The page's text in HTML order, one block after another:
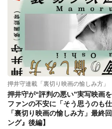
押井守連載「裏切り映画の愉しみ方」
押井守が“評判の悪い”実写映画
ファンの不安に「そう思うのも
「裏切り映画の愉しみ方」最終
ング』後編】